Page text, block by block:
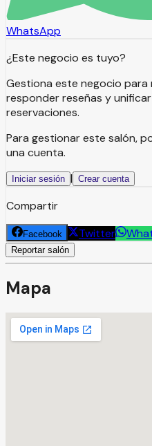
WhatsApp
¿Este negocio es tuyo?
Gestiona este negocio
responder reseñas y
reservaciones.
Para gestionar este salón,
una cuenta.
Iniciar sesión | Crear cuenta
Compartir
Facebook Twitter
Reportar salón
Mapa